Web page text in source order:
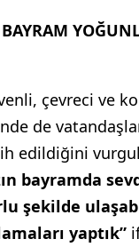
çevreci ve
de
edildiğini
bayramda
şekilde
yaptık”